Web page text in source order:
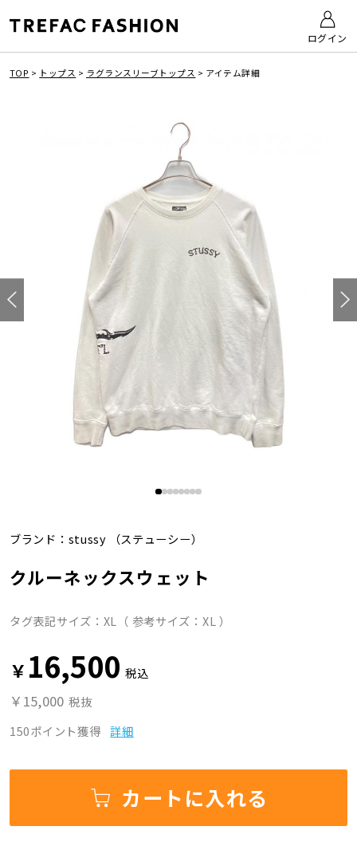
ログイン
TOP > トップス > ラグランスリーブトップス > アイテム詳細
ブランド： stussy（ステューシー）
クルーネックスウェット
タグ表記サイズ：XL（ 参考サイズ：XL ）
￥ 16,500 税込
￥15,000 税抜
150ポイント獲得 詳細
カートに入れる